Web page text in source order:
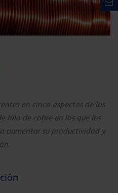
en cinco aspectos de las
hilo de cobre en los que los
aumentar su productividad y